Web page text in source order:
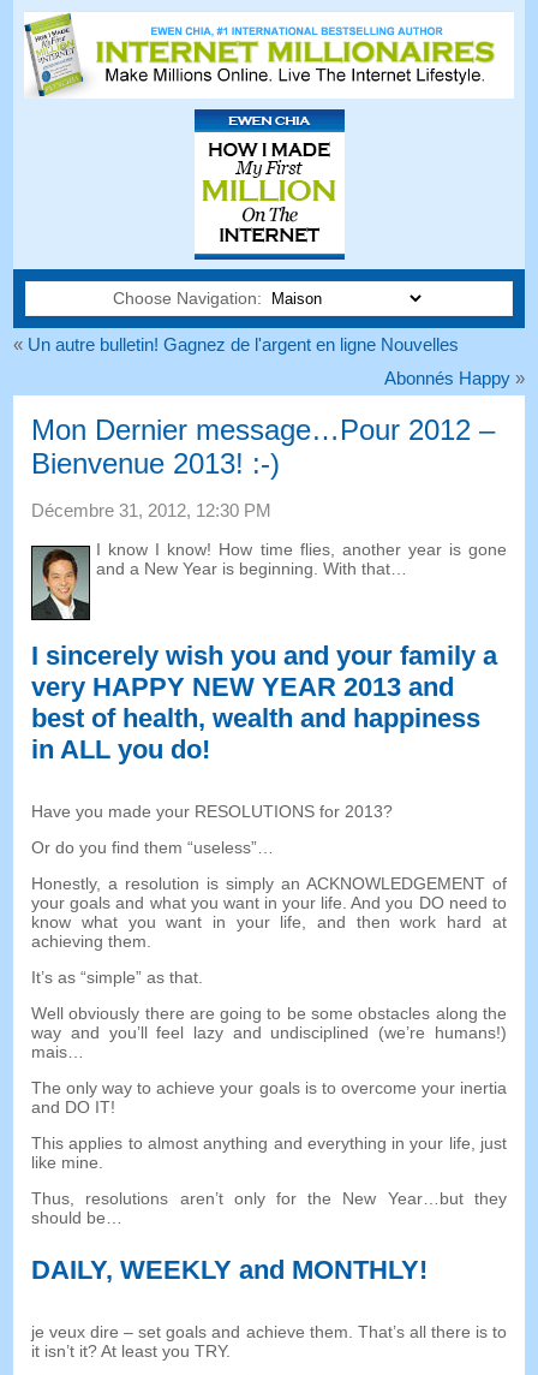
Choose Navigation:
« Un autre bulletin! Gagnez de l'argent en ligne Nouvelles
Abonnés Happy»
Mon Dernier message…Pour 2012 –
Bienvenue 2013! :-)
Décembre 31, 2012, 12:30 PM
I know I know! How time flies, another year is gone
and a New Year is beginning .With that
I sincerely wish you and your family a
very HAPPY NEW YEAR 2013and
best of health,wealth and happiness
in ALL you do!
Have you made your RESOLUTIONS for 2013?
Or do you find them “useless”…
Honestly,a resolution is simply an ACKNOWLEDGEMENT of
your goals and what you want in your life.And you DO need to
know what you want in your life,and then work hard at
achieving them.
It’s as “simple”as that.
Well obviously there are going to be some obstacles along the
way and you’ll feel lazy and undisciplined (we’re humans!)
mais…
The only way to achieve your goals is to overcome your inertia
and DO IT!
This applies to almost anything and everything in your life, just
like mine.
Thus, resolutions aren’t only for the New Year…but they
should be…
DAILY,WEEKLY and MONTHLY!
je veux dire –set goals and achieve them That’s all there is to
it isn’t it?At least you TRY.